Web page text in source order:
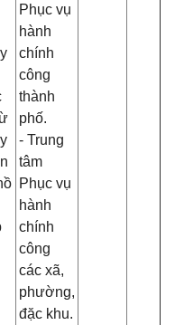
Phục vụ
hành
chính
công
thành
phố.
- Trung
tâm
Phục vụ
hành
chính
công
các xã,
phường,
đặc khu.